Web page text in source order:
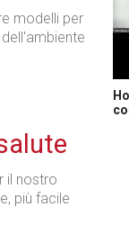
modelli per
il nostro
più facile